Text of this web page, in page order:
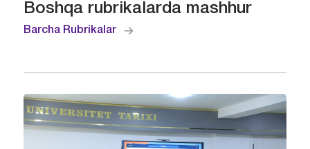
Boshqa rubrikalarda mashhur
Barcha Rubrikalar